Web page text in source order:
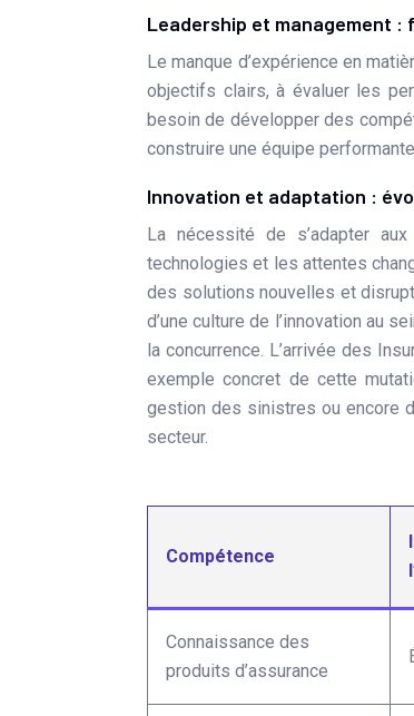
Leadership et management
Le manque d’expérience en
objectifs clairs, à évaluer les
besoin de développer des
construire une équipe
Innovation et adaptation :
La nécessité de s’adapter
technologies et les attentes
des solutions nouvelles et
d’une culture de l’innovation au
la concurrence. L’arrivée des
exemple concret de cette
gestion des sinistres ou encore
secteur.
Compétence
Connaissance des
produits d’assurance